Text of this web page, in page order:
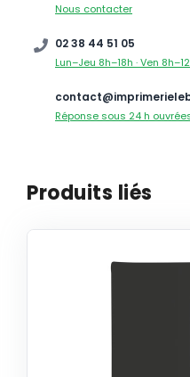
Nous contacter
02 38 44 51 05
Lun–Jeu 8h–18h · Ven
Réponse sous 24 h
Produits liés